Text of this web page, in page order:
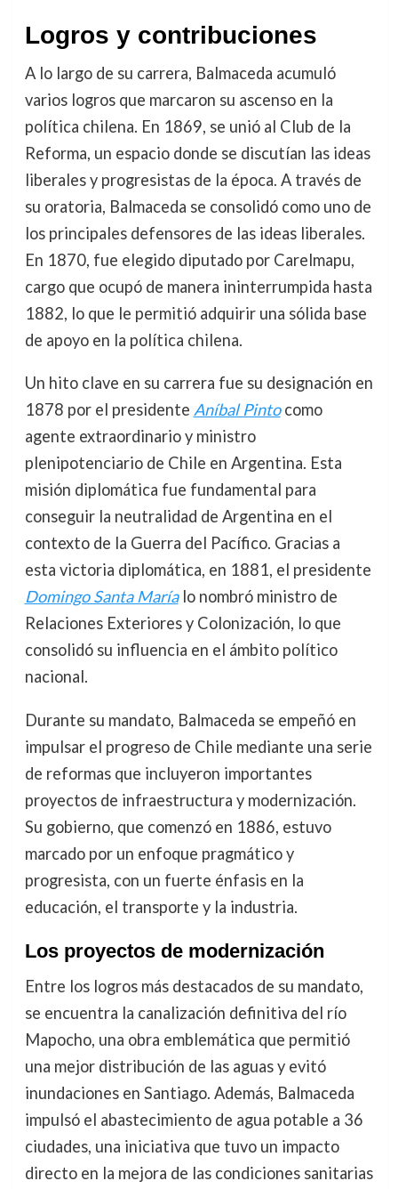
Logros y contribuciones
A lo largo de su carrera, Balmaceda acumuló
varios logros que marcaron su ascenso en la
política chilena. En 1869, se unió al Club de la
Reforma, un espacio donde se discutían las ideas
liberales y progresistas de la época. A través de
su oratoria, Balmaceda se consolidó como uno de
los principales defensores de las ideas liberales.
En 1870, fue elegido diputado por Carelmapu,
cargo que ocupó de manera ininterrumpida hasta
1882, lo que le permitió adquirir una sólida base
de apoyo en la política chilena.
Un hito clave en su carrera fue su designación en
1878 por el presidente Aníbal Pintocomo
agente extraordinario y ministro
plenipotenciario de Chile en Argentina. Esta
misión diplomática fue fundamental para
conseguir la neutralidad de Argentina en el
contexto de la Guerra del Pacífico. Gracias a
esta victoria diplomática, en 1881, el presidente
Domingo Santa Maríalo nombró ministro de
Relaciones Exteriores y Colonización, lo que
consolidó su influencia en el ámbito político
nacional.
Durante su mandato, Balmaceda se empeñó en
impulsar el progreso de Chile mediante una serie
de reformas que incluyeron importantes
proyectos de infraestructura y modernización.
Su gobierno, que comenzó en 1886, estuvo
marcado por un enfoque pragmático y
progresista, con un fuerte énfasis en la
educación, el transporte y la industria.
Los proyectos de modernización
Entre los logros más destacados de su mandato,
se encuentra la canalización definitiva del río
Mapocho, una obra emblemática que permitió
una mejor distribución de las aguas y evitó
inundaciones en Santiago. Además, Balmaceda
impulsó el abastecimiento de agua potable a 36
ciudades, una iniciativa que tuvo un impacto
directo en la mejora de las condiciones sanitarias